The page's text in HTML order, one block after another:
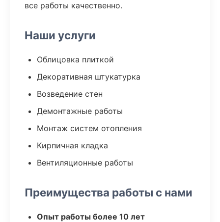
все работы качественно.
Наши услуги
Облицовка плиткой
Декоративная штукатурка
Возведение стен
Демонтажные работы
Монтаж систем отопления
Кирпичная кладка
Вентиляционные работы
Преимущества работы с нами
Опыт работы более 10 лет